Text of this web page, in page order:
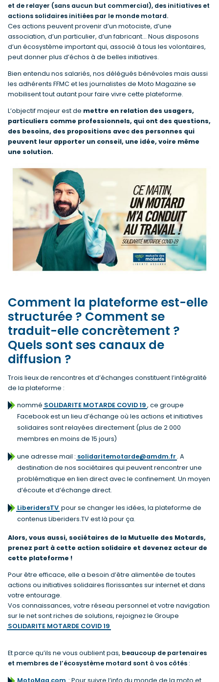
et de relayer (sans aucun but commercial), des initiatives et
actions solidaires initiées par le monde motard.
Ces actions peuvent provenir d’un motociste, d’une
association, d’un particulier, d’un fabricant… Nous disposons
d’un écosystème important qui, associé à tous les volontaires,
peut donner plus d’échos à de belles initiatives.
Bien entendu nos salariés, nos délégués bénévoles mais aussi
les adhérents FFMC et les journalistes de Moto Magazine se
mobilisent tout autant pour faire vivre cette plateforme.
L’objectif majeur est de mettre en relation des usagers,
particuliers comme professionnels, qui ont des questions,
des besoins, des propositions avec des personnes qui
peuvent leur apporter un conseil, une idée, voire même
une solution.
Comment la plateforme est-elle
structurée ? Comment se
traduit-elle concrètement ?
Quels sont ses canaux de
diffusion ?
Trois lieux de rencontres et d’échanges constituent l’intégralité
de la plateforme :
nommé SOLIDARITE MOTARDE COVID 19, ce groupe
Facebook est un lieu d’échange où les actions et initiatives
solidaires sont relayées directement (plus de 2 000
membres en moins de 15 jours)
une adresse mail : solidaritemotarde@amdm.fr . A
destination de nos sociétaires qui peuvent rencontrer une
problématique en lien direct avec le confinement. Un moyen
d’écoute et d’échange direct.
LiberidersTV pour se changer les idées, la plateforme de
contenus Liberiders.TV est là pour ça.
Alors, vous aussi, sociétaires de la Mutuelle des Motards,
prenez part à cette action solidaire et devenez acteur de
cette plateforme !
Pour être efficace, elle a besoin d’être alimentée de toutes
actions ou initiatives solidaires florissantes sur internet et dans
votre entourage.
Vos connaissances, votre réseau personnel et votre navigation
sur le net sont riches de solutions, rejoignez le Groupe
SOLIDARITE MOTARDE COVID 19
Et parce qu’ils ne vous oublient pas, beaucoup de partenaires
et membres de l’écosystème motard sont à vos côtés :